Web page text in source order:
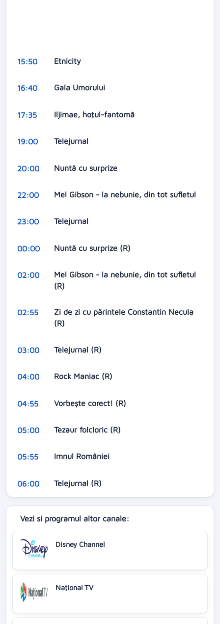
15:50 Etnicity
16:40 Gala Umorului
17:35 Iljimae, hoţul-fantomă
19:00 Telejurnal
20:00 Nuntă cu surprize
22:00 Mel Gibson - la nebunie, din tot sufletul
23:00 Telejurnal
00:00 Nuntă cu surprize (R)
02:00
Mel Gibson - la nebunie, din tot sufletul
(R)
02:55
Zi de zi cu părintele Constantin Necula
(R)
03:00 Telejurnal (R)
04:00 Rock Maniac (R)
04:55 Vorbeşte corect! (R)
05:00 Tezaur folcloric (R)
05:55 Imnul României
06:00 Telejurnal (R)
Vezi si programul altor canale:
Disney Channel
Naţional TV